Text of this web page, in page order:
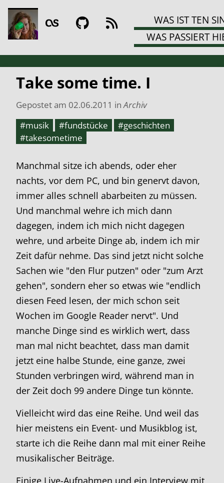
WAS IST TEN
WAS PASSIERT
Take some time. I
Gepostet am 02.06.2011 inArchiv
#musik
#fundstücke
#geschichten
#takesometime
Manchmal sitze ich abends, oder eher
nachts, vor dem PC, und bin genervt davon,
immer alles schnell abarbeiten zu müssen.
Und manchmal wehre ich mich dann
dagegen, indem ich mich nicht dagegen
wehre, und arbeite Dinge ab, indem ich mir
Zeit dafür nehme. Das sind jetzt nicht solche
Sachen wie "den Flur putzen" oder "zum Arzt
gehen", sondern eher so etwas wie "endlich
diesen Feed lesen, der mich schon seit
Wochen im Google Reader nervt". Und
manche Dinge sind es wirklich wert, dass
man mal nicht beachtet, dass man damit
jetzt eine halbe Stunde, eine ganze, zwei
Stunden verbringen wird, während man in
der Zeit doch 99 andere Dinge tun könnte.
Vielleicht wird das eine Reihe. Und weil das
hier meistens ein Event- und Musikblog ist,
starte ich die Reihe dann mal mit einer Reihe
musikalischer Beiträge.
Einige Live-Aufnahmen und ein Interview mit